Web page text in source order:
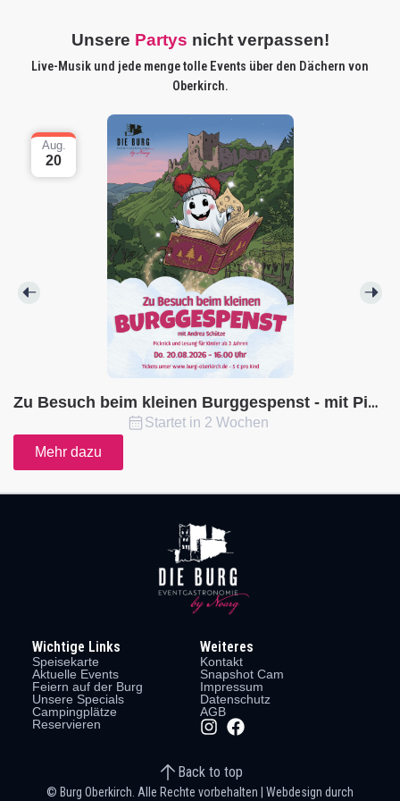
Unsere Partys nicht verpassen!
Live-Musik und jede menge tolle Events über den Dächern von
Oberkirch.
Zu Besuch beim kleinen Burggespenst - mit Picknick. 👻
Startet in 2 Wochen
Mehr dazu
Aug.
20
Wichtige Links
Speisekarte
Aktuelle Events
Feiern auf der Burg
Unsere Specials
Campingplätze
Reservieren
Weiteres
Kontakt
Snapshot Cam
Impressum
Datenschutz
AGB
Back to top
© Burg Oberkirch. Alle Rechte vorbehalten | Webdesign durch